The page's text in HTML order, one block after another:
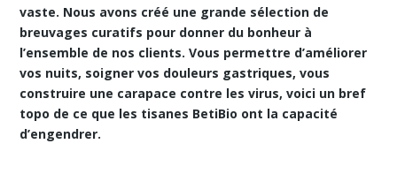
vaste. Nous avons créé une grande sélection de
breuvages curatifs pour donner du bonheur à
l’ensemble de nos clients. Vous permettre d’améliorer
vos nuits, soigner vos douleurs gastriques, vous
construire une carapace contre les virus, voici un bref
topo de ce que les tisanes BetiBio ont la capacité
d’engendrer.